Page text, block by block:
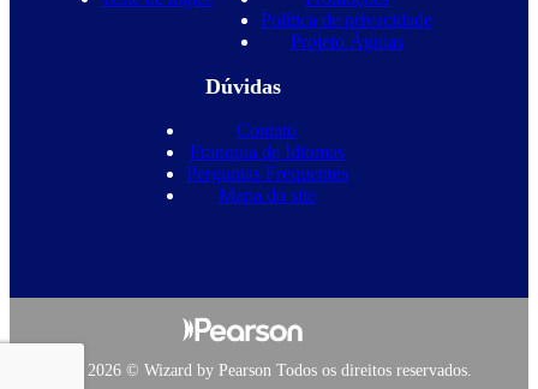
Política de privacidade
Projeto Águias
Dúvidas
Contato
Franquia de Idiomas
Perguntas Frequentes
Mapa do site
Copyright 2026 © Wizard by Pearson Todos os direitos reservados.